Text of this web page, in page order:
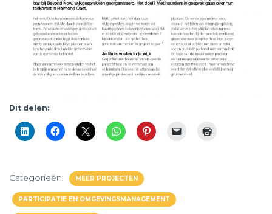
Dit delen:
Categorieën: MEER PROJECTEN
PARTICIPATIE EN OMGEVINGSMANAGEMENT